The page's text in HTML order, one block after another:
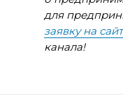
для
заявку на
канала!